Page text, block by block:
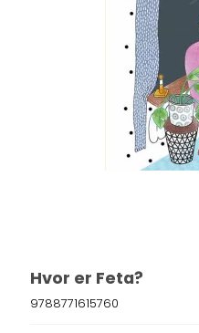
Hvor er Feta?
9788771615760